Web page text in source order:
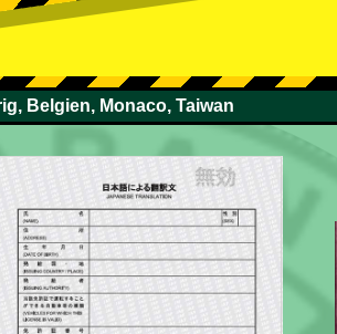
Belgien, Monaco, Taiwan